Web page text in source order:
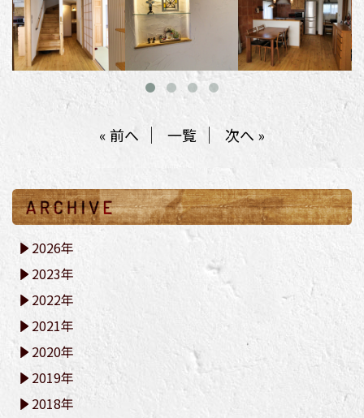
« 前へ 一覧 次へ »
2026年
2023年
2022年
2021年
2020年
2019年
2018年